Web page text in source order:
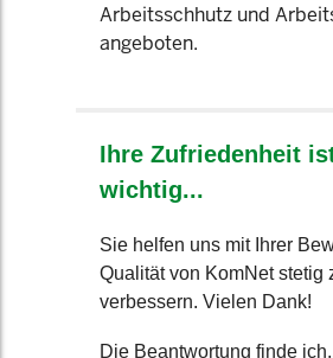
Arbeitsschhutz und
angeboten.